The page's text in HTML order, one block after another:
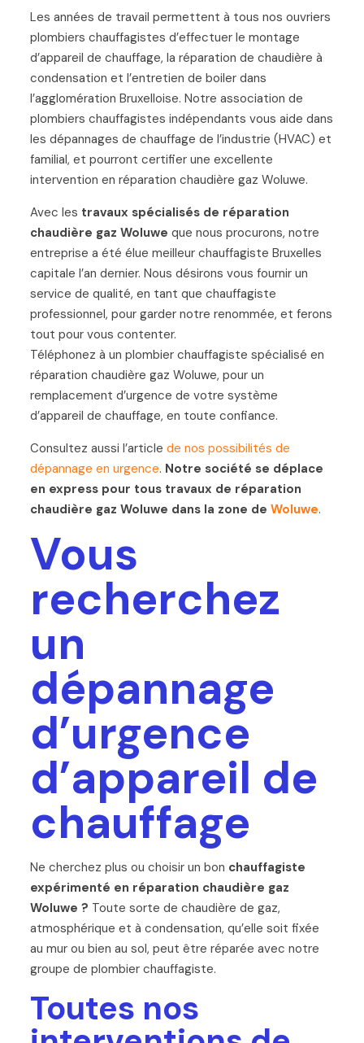
Les années de travail permettent à tous nos ouvriers
plombiers chauffagistes d’effectuer le montage
d’appareil de chauffage, la réparation de chaudière à
condensation et l’entretien de boiler dans
l’agglomération Bruxelloise. Notre association de
plombiers chauffagistes indépendants vous aide dans
les dépannages de chauffage de l’industrie (HVAC) et
familial, et pourront certifier une excellente
intervention en réparation chaudière gaz Woluwe.
Avec les travaux spécialisés de réparation
chaudière gaz Woluwe que nous procurons, notre
entreprise a été élue meilleur chauffagiste Bruxelles
capitale l’an dernier. Nous désirons vous fournir un
service de qualité, en tant que chauffagiste
professionnel, pour garder notre renommée, et ferons
tout pour vous contenter.
Téléphonez à un plombier chauffagiste spécialisé en
réparation chaudière gaz Woluwe, pour un
remplacement d’urgence de votre système
d’appareil de chauffage, en toute confiance.
Consultez aussi l’article de nos possibilités de
dépannage en urgence. Notre société se déplace
en express pour tous travaux de réparation
chaudière gaz Woluwe dans la zone de Woluwe.
Vous
recherchez
un
dépannage
d’urgence
d’appareil de
chauffage
Ne cherchez plus ou choisir un bon chauffagiste
expérimenté en réparation chaudière gaz
Woluwe ? Toute sorte de chaudière de gaz,
atmosphérique et à condensation, qu’elle soit fixée
au mur ou bien au sol, peut être réparée avec notre
groupe de plombier chauffagiste.
Toutes nos